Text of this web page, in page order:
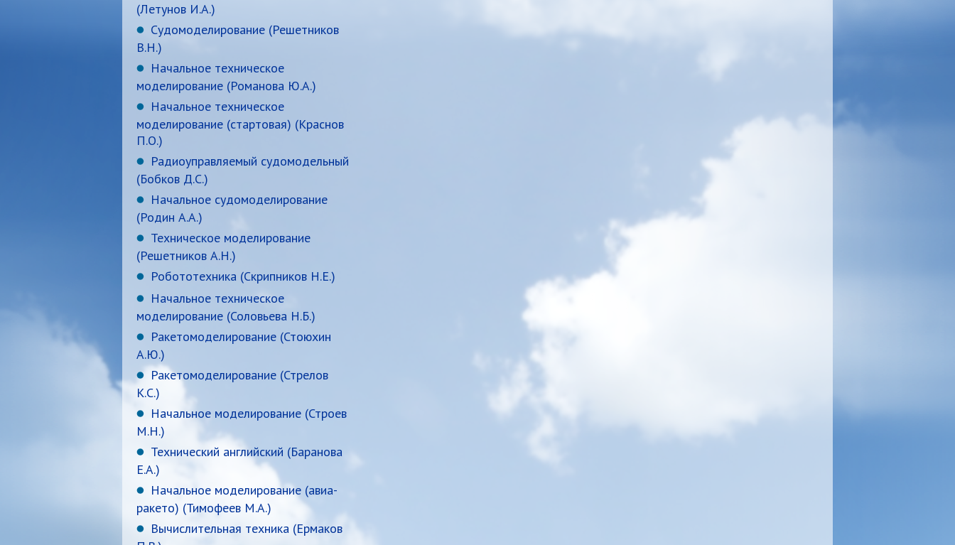
(Летунов И.А.)
Судомоделирование (Решетников
В.Н.)
Начальное техническое
моделирование (Романова Ю.А.)
Начальное техническое
моделирование (стартовая) (Краснов
П.О.)
Радиоуправляемый судомодельный
(Бобков Д.С.)
Начальное судомоделирование
(Родин А.А.)
Техническое моделирование
(Решетников А.Н.)
Робототехника (Скрипников Н.Е.)
Начальное техническое
моделирование (Соловьева Н.Б.)
Ракетомоделирование (Стоюхин
А.Ю.)
Ракетомоделирование (Стрелов
К.С.)
Начальное моделирование (Строев
М.Н.)
Технический английский (Баранова
Е.А.)
Начальное моделирование (авиа-
ракето) (Тимофеев М.А.)
Вычислительная техника (Ермаков